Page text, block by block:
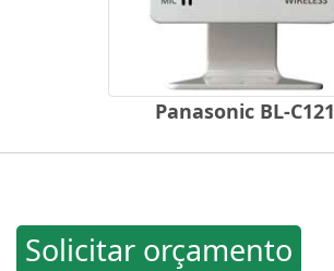
Panasonic BL-C121
Solicitar orçamento